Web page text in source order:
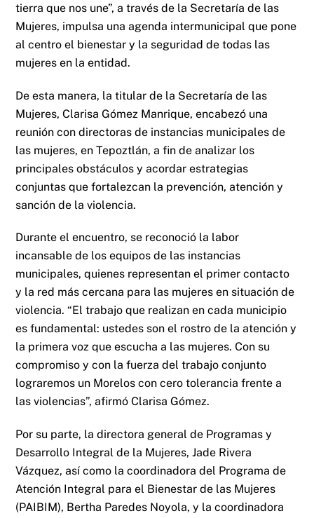
tierra que nos une”, a través de la Secretaría de las
Mujeres, impulsa una agenda intermunicipal que pone
al centro el bienestar y la seguridad de todas las
mujeres en la entidad.
De esta manera, la titular de la Secretaría de las
Mujeres, Clarisa Gómez Manrique, encabezó una
reunión con directoras de instancias municipales de
las mujeres, en Tepoztlán, a fin de analizar los
principales obstáculos y acordar estrategias
conjuntas que fortalezcan la prevención, atención y
sanción de la violencia.
Durante el encuentro, se reconoció la labor
incansable de los equipos de las instancias
municipales, quienes representan el primer contacto
y la red más cercana para las mujeres en situación de
violencia. “El trabajo que realizan en cada municipio
es fundamental: ustedes son el rostro de la atención y
la primera voz que escucha a las mujeres. Con su
compromiso y con la fuerza del trabajo conjunto
lograremos un Morelos con cero tolerancia frente a
las violencias”, afirmó Clarisa Gómez.
Por su parte, la directora general de Programas y
Desarrollo Integral de la Mujeres, Jade Rivera
Vázquez, así como la coordinadora del Programa de
Atención Integral para el Bienestar de las Mujeres
(PAIBIM), Bertha Paredes Noyola, y la coordinadora